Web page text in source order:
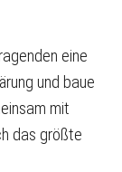
eine
und baue
mit
das größte